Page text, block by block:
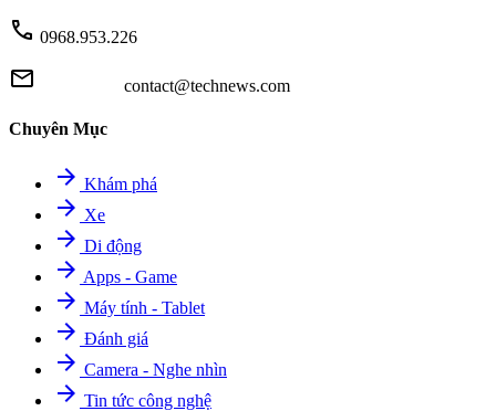
call 0968.953.226
mail contact@technews.com
Chuyên Mục
arrow_forward Khám phá
arrow_forward Xe
arrow_forward Di động
arrow_forward Apps - Game
arrow_forward Máy tính - Tablet
arrow_forward Đánh giá
arrow_forward Camera - Nghe nhìn
arrow_forward Tin tức công nghệ